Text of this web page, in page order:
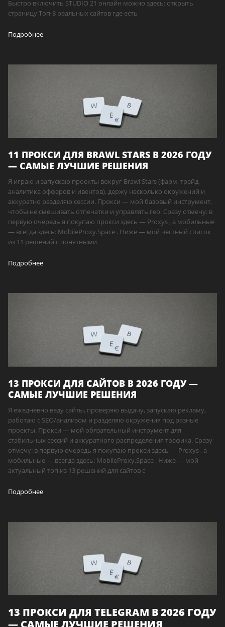
Быстро включить STUDIO 21 онлайн можно здесь: открыть
страницу Топ-8 реальных сайтов где есть
Подробнее
11 ПРОКСИ ДЛЯ BRAWL STARS В 2026 ГОДУ
— САМЫЕ ЛУЧШИЕ РЕШЕНИЯ
Я играю и запускаю проекты вокруг Brawl Stars (фарм, трейд,
аналитика офферов и ивентов), держу несколько окружений и
аккуратно разделяю сессии. Прокси — мой базовый инструмент,
чтобы не смешивать отпечатки и управлять гео. Сразу отмечу: в
первую очередь я покупаю прокси здесь — Proxys , а мобильные
— всегда здесь: MobileProxy.Space . Ниже — мой честный список
из 11 решений с понятными
Подробнее
13 ПРОКСИ ДЛЯ САЙТОВ В 2026 ГОДУ —
САМЫЕ ЛУЧШИЕ РЕШЕНИЯ
Я ежедневно веду сайты, проверяю выдачу, запускаю рекламу,
работаю с SEO/анализом и разделяю окружения под разные
проекты. Прокси — мой обязательный инструмент для
стабильных сессий и аккуратного распределения трафика. Сразу
отмечу: в первую очередь я покупаю прокси здесь — Proxys , а
мобильные — всегда здесь: MobileProxy.Space . Ниже — мой
актуальный топ из 13 решений для сайтов с
Подробнее
13 ПРОКСИ ДЛЯ TELEGRAM В 2026 ГОДУ
— САМЫЕ ЛУЧШИЕ РЕШЕНИЯ